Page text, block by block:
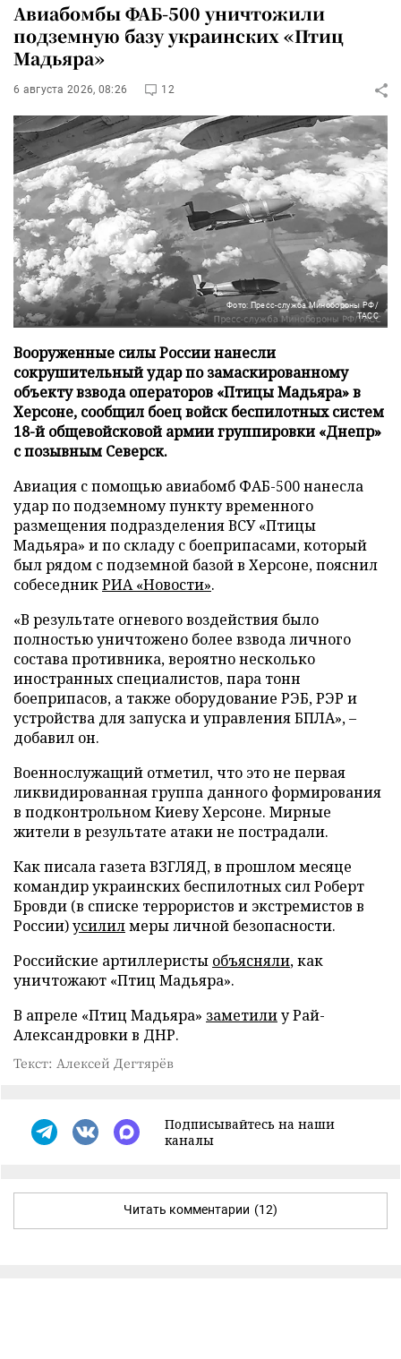
Авиабомбы ФАБ-500 уничтожили
подземную базу украинских «Птиц
Мадьяра»
6 августа 2026, 08:26 12
Фото: Пресс-служба Минобороны РФ/
ТАСС
Вооруженные силы России нанесли
сокрушительный удар по замаскированному
объекту взвода операторов «Птицы Мадьяра» в
Херсоне, сообщил боец войск беспилотных систем
18-й общевойсковой армии группировки «Днепр»
с позывным Северск.
Авиация с помощью авиабомб ФАБ-500 нанесла
удар по подземному пункту временного
размещения подразделения ВСУ «Птицы
Мадьяра» и по складу с боеприпасами, который
был рядом с подземной базой в Херсоне, пояснил
собеседникРИА «Новости».
«В результате огневого воздействия было
полностью уничтожено более взвода личного
состава противника, вероятно несколько
иностранных специалистов, пара тонн
боеприпасов, а также оборудование РЭБ, РЭР и
устройства для запуска и управления БПЛА», –
добавил он.
Военнослужащий отметил, что это не первая
ликвидированная группа данного формирования
в подконтрольном Киеву Херсоне. Мирные
жители в результате атаки не пострадали.
Как писала газета ВЗГЛЯД, в прошлом месяце
командир украинских беспилотных сил Роберт
Бровди (в списке террористов и экстремистов в
России)усилилмеры личной безопасности.
Российские артиллеристы объясняли, как
уничтожают «Птиц Мадьяра».
В апреле «Птиц Мадьяра» заметилиу Рай-
Александровки в ДНР.
Текст: Алексей Дегтярёв
Подписывайтесь на наши
каналы
Читать комментарии (12)